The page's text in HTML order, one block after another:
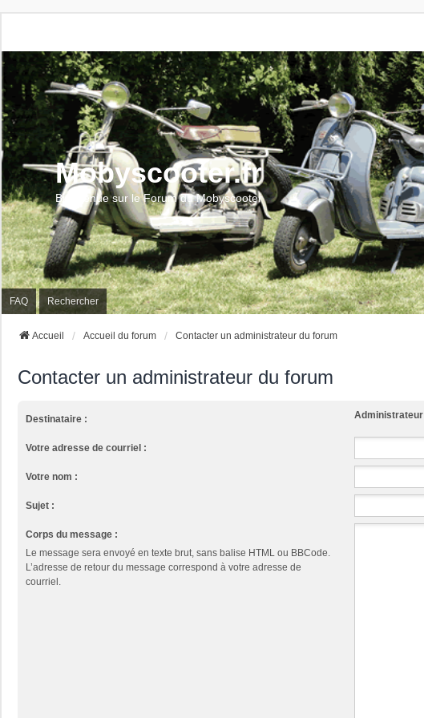
Mobyscooter.fr
Bienvenue sur le Forum du Mobyscooter
FAQ Rechercher
Accueil Accueil du forum Contacter un administrateur du forum
Contacter un administrateur du forum
Destinataire : Administrateur
Votre adresse de courriel :
Votre nom :
Sujet :
Corps du message :
Le message sera envoyé en texte brut, sans balise HTML ou BBCode.
L’adresse de retour du message correspond à votre adresse de
courriel.